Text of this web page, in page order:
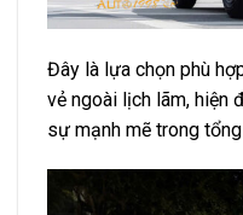
Đây là lựa chọn phù
vẻ ngoài lịch lãm, hiện
sự mạnh mẽ trong